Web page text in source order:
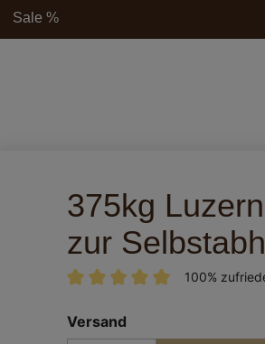
Sale %
375kg
zur
100%
Versand